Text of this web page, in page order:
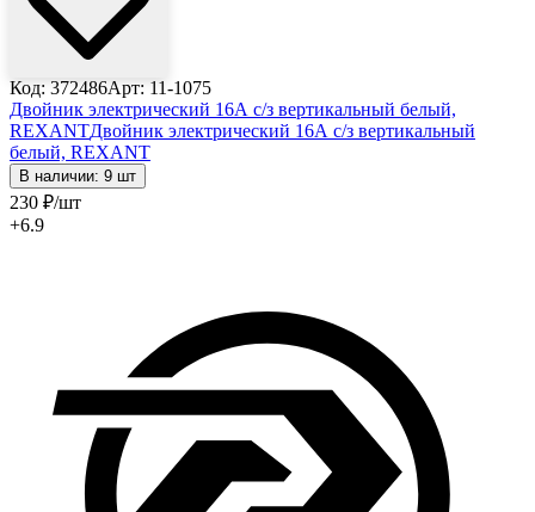
Код: 372486Арт: 11-1075
Двойник электрический 16А с/з вертикальный белый,
REXANTДвойник электрический 16А с/з вертикальный
белый, REXANT
В наличии: 9 шт
230 ₽/шт
+6.9